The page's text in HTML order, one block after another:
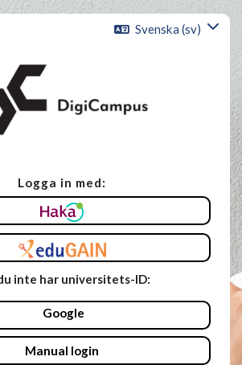
Svenska ‎(sv)‎
att skapa ett nytt konto.
Logga in med:
inte har universitets-ID:
Google
Manual login